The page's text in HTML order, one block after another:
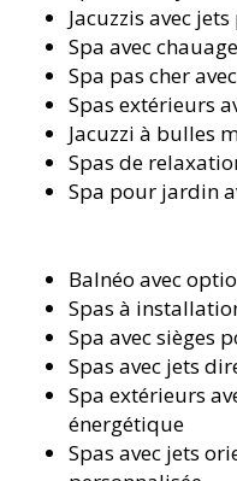
Jacuzzis avec
Spa avec
Spa pas cher
Spas extérieurs
Jacuzzi à bulles
Spas de
Spa pour jardin
Balnéo avec
Spas à
Spa avec sièges
Spas avec jets
Spa extérieurs
énergétique
Spas avec jets